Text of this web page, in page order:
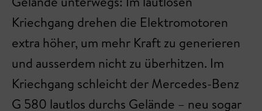
Kriechgang drehen die Elektromotoren
extra höher, um mehr Kraft zu generieren
und ausserdem nicht zu überhitzen. Im
Kriechgang schleicht der Mercedes-Benz
G 580 lautlos durchs Gelände – neu sogar